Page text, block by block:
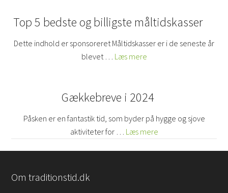
Top 5 bedste og billigste måltidskasser
Dette indhold er sponsoreret Måltidskasser er i de seneste år
blevet … Læs mere
Gækkebreve i 2024
Påsken er en fantastik tid, som byder på hygge og sjove
aktiviteter for … Læs mere
Om traditionstid.dk